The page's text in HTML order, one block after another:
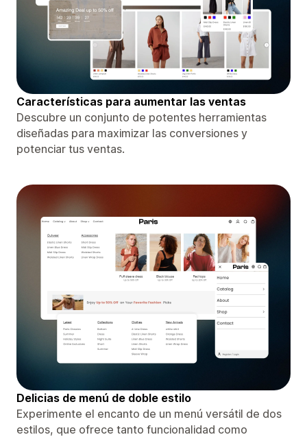
Características para aumentar las ventas
Descubre un conjunto de potentes herramientas
diseñadas para maximizar las conversiones y
potenciar tus ventas.
Delicias de menú de doble estilo
Experimente el encanto de un menú versátil de dos
estilos, que ofrece tanto funcionalidad como